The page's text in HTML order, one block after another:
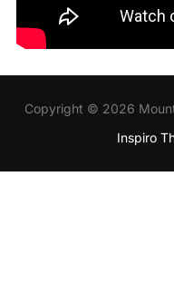
Copyright © 2026
Inspiro